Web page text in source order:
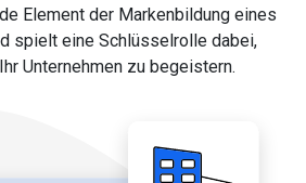
Element der Markenbildung eines
spielt eine Schlüsselrolle dabei,
Unternehmen zu begeistern.